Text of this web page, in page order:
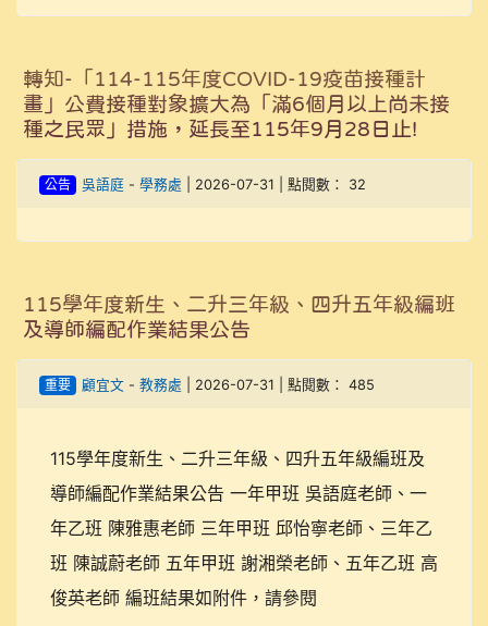
轉知-「114-115年度COVID-19疫苗接種計
畫」公費接種對象擴大為「滿6個月以上尚未接
種之民眾」措施，延長至115年9月28日止!
公告 吳語庭- 學務處 | 2026-07-31 | 點閱數： 32
115學年度新生、二升三年級、四升五年級編班
及導師編配作業結果公告
重要 顧宜文- 教務處 | 2026-07-31 | 點閱數： 485
115學年度新生、二升三年級、四升五年級編班及
導師編配作業結果公告 一年甲班 吳語庭老師、一
年乙班 陳雅惠老師 三年甲班 邱怡寧老師、三年乙
班 陳誠蔚老師 五年甲班 謝湘榮老師、五年乙班 高
俊英老師 編班結果如附件，請參閱